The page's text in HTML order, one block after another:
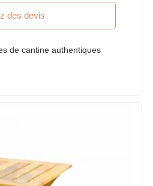
des devis
de cantine authentiques